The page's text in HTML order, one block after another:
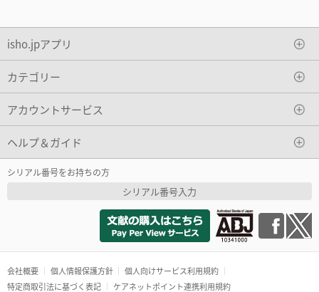
isho.jpアプリ
カテゴリー
アカウントサービス
ヘルプ＆ガイド
シリアル番号をお持ちの方
シリアル番号入力
会社概要 個人情報保護方針
個人向けサービス利用規約
特定商取引法に基づく表記
ケアネットポイント連携利用規約